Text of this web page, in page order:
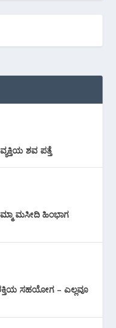
ಶವ ಪತ್ತೆ
ಮಸೀದಿ ಹಿಂಭಾಗ
ಸಹಯೋಗ – ಎಲ್ಲವೂ